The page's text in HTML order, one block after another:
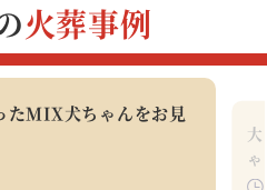
火葬事例
たMIX犬ちゃんをお見